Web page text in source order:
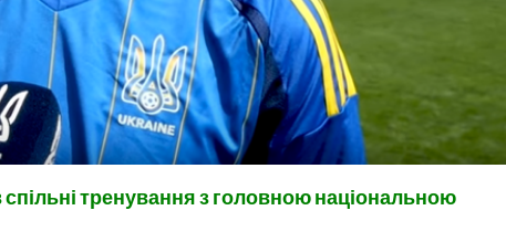
тренування з головною національною